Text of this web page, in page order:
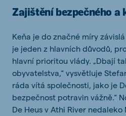
Zajištění bezpečného
Keňa je do značné míry
je jeden z hlavních důvodů,
hlavní prioritou vlády. „Dbají
obyvatelstva,“ vysvětluje
ráda vítá společnosti, jako je
bezpečnost potravin vážně.“
De Heus v Athi River nedaleko